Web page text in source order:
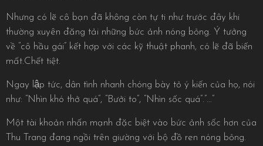
Nhưng có lẽ cô bạn đã không còn tự ti như trước đây khi
thường xuyên đăng tải những bức ảnh nóng bỏng. Ý tưởng
về “cô hầu gái” kết hợp với các kỹ thuật phanh, có lẽ đã biến
mất.Chết tiệt.
Ngay lập tức, dân tình nhanh chóng bày tỏ ý kiến của họ, nói
như: “Nhìn khó thở quá”, “Bưởi to”, “Nhìn sốc quá”.”…”
Một tài khoản nhấn mạnh đặc biệt vào bức ảnh sốc hơn của
Thu Trang đang ngồi trên giường với bộ đồ ren nóng bỏng.